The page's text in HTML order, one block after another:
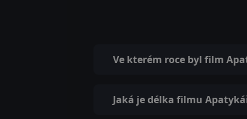
Ve kterém roce byl film
Jaká je délka filmu